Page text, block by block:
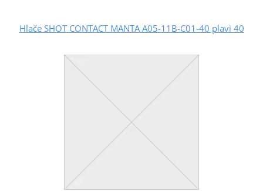
Hlače SHOT CONTACT MANTA A05-11B-C01-40 plavi 40